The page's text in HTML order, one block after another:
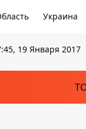
Украина
19 Января 2017